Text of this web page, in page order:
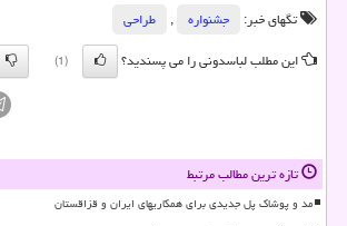
تگهای خبر:
جشنواره ,
طراحی
این مطلب لباسدونی را می پسندید؟
(1)
تازه ترین مطالب مرتبط
مد و پوشاک پل جدیدی برای همکاریهای ایران و قزاقستان